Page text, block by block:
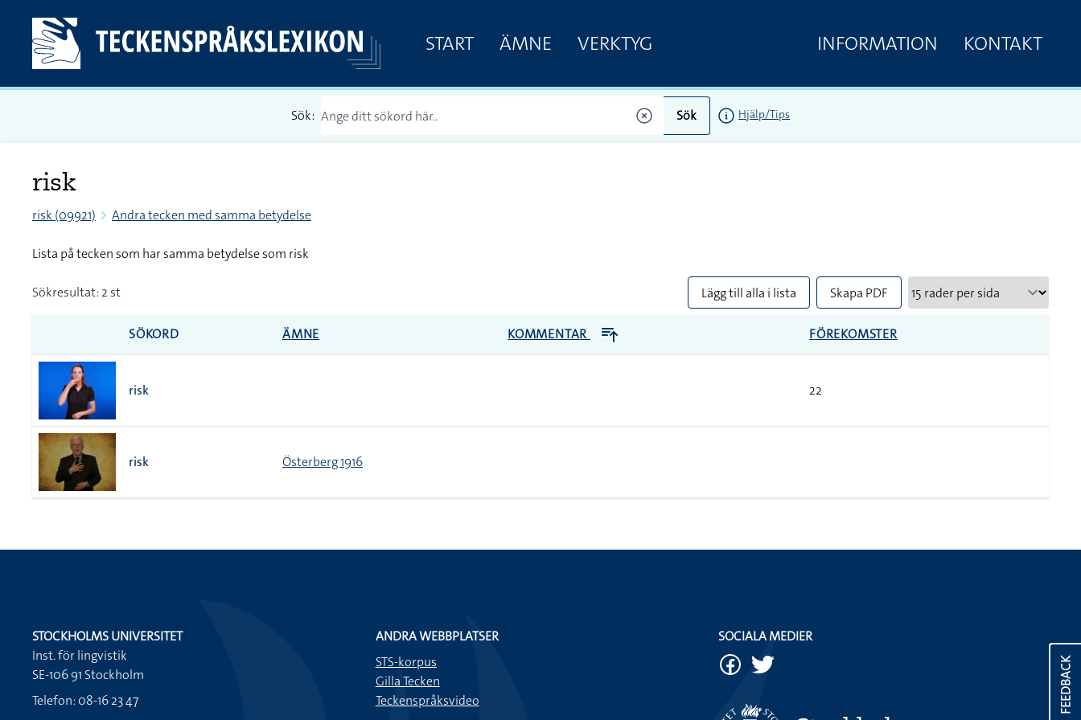
START ÄMNE VERKTYG INFORMATION KONTAKT
Sök: Sök Hjälp/Tips
risk
risk (09921) Andra tecken med samma betydelse
Lista på tecken som har samma betydelse som risk
Sökresultat: 2 st Lägg till alla i lista Skapa PDF
SÖKORD ÄMNE KOMMENTAR FÖREKOMSTER
risk 22
risk Österberg 1916
FEEDBACK
STOCKHOLMS UNIVERSITET
Inst. för lingvistik
SE-106 91 Stockholm
Telefon: 08-16 23 47
ANDRA WEBBPLATSER
STS-korpus
Gilla Tecken
Teckenspråksvideo
SOCIALA MEDIER